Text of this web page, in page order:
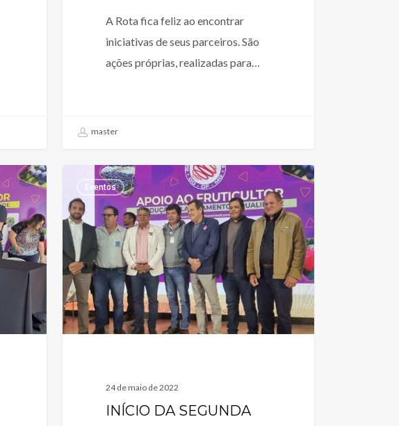
A Rota fica feliz ao encontrar
iniciativas de seus parceiros. São
ações próprias, realizadas para…
master
Eventos
24 de maio de 2022
INÍCIO DA SEGUNDA